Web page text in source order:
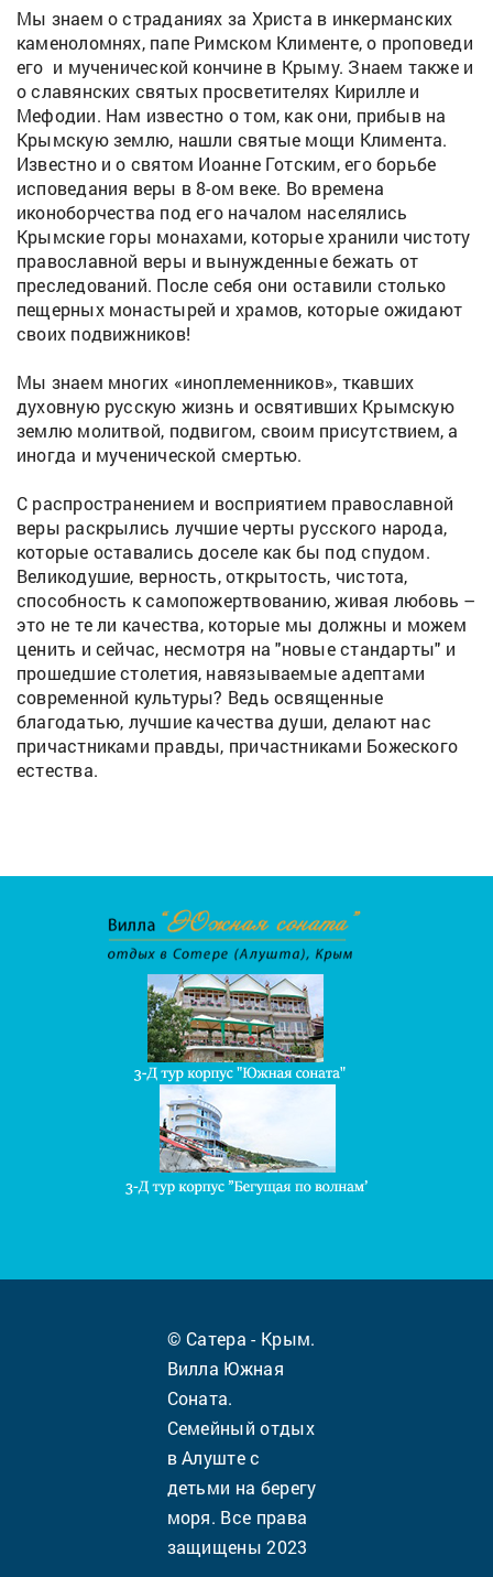
Мы знаем о страданиях за Христа в инкерманских
каменоломнях, папе Римском Клименте, о проповеди
его и мученической кончине в Крыму. Знаем также и
о славянских святых просветителях Кирилле и
Мефодии. Нам известно о том, как они, прибыв на
Крымскую землю, нашли святые мощи Климента.
Известно и о святом Иоанне Готским, его борьбе
исповедания веры в 8-ом веке. Во времена
иконоборчества под его началом населялись
Крымские горы монахами, которые хранили чистоту
православной веры и вынужденные бежать от
преследований. После себя они оставили столько
пещерных монастырей и храмов, которые ожидают
своих подвижников!
Мы знаем многих «иноплеменников», ткавших
духовную русскую жизнь и освятивших Крымскую
землю молитвой, подвигом, своим присутствием, а
иногда и мученической смертью.
С распространением и восприятием православной
веры раскрылись лучшие черты русского народа,
которые оставались доселе как бы под спудом.
Великодушие, верность, открытость, чистота,
способность к самопожертвованию, живая любовь –
это не те ли качества, которые мы должны и можем
ценить и сейчас, несмотря на "новые стандарты" и
прошедшие столетия, навязываемые адептами
современной культуры? Ведь освященные
благодатью, лучшие качества души, делают нас
причастниками правды, причастниками Божеского
естества.
© Сатера - Крым.
Вилла Южная
Соната.
Семейный отдых
в Алуште с
детьми на берегу
моря. Все права
защищены 2023